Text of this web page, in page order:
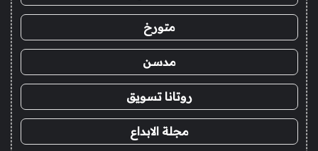
متورخ
مدسن
روتانا تسويق
مجلة الابداع